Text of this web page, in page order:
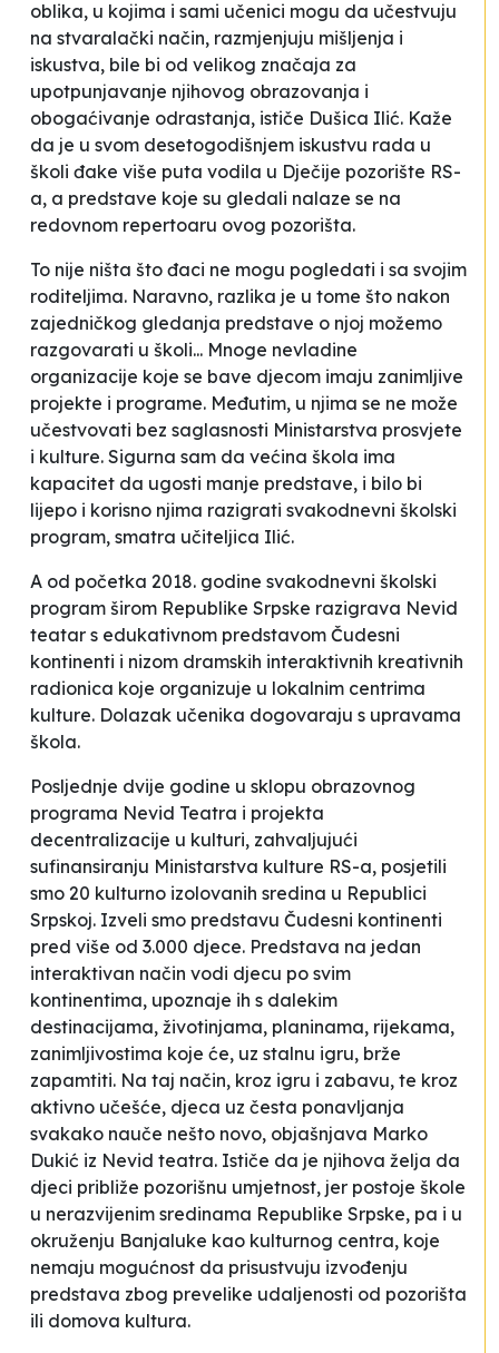
oblika, u kojima i sami učenici mogu da učestvuju
na stvaralački način, razmjenjuju mišljenja i
iskustva, bile bi od velikog značaja za
upotpunjavanje njihovog obrazovanja i
obogaćivanje odrastanja, ističe Dušica Ilić. Kaže
da je u svom desetogodišnjem iskustvu rada u
školi đake više puta vodila u Dječije pozorište RS-
a, a predstave koje su gledali nalaze se na
redovnom repertoaru ovog pozorišta.
To nije ništa što đaci ne mogu pogledati i sa svojim
roditeljima. Naravno, razlika je u tome što nakon
zajedničkog gledanja predstave o njoj možemo
razgovarati u školi... Mnoge nevladine
organizacije koje se bave djecom imaju zanimljive
projekte i programe. Međutim, u njima se ne može
učestvovati bez saglasnosti Ministarstva prosvjete
i kulture. Sigurna sam da većina škola ima
kapacitet da ugosti manje predstave, i bilo bi
lijepo i korisno njima razigrati svakodnevni školski
program, smatra učiteljica Ilić.
A od početka 2018. godine svakodnevni školski
program širom Republike Srpske razigrava Nevid
teatar s edukativnom predstavom Čudesni
kontinenti i nizom dramskih interaktivnih kreativnih
radionica koje organizuje u lokalnim centrima
kulture. Dolazak učenika dogovaraju s upravama
škola.
Posljednje dvije godine u sklopu obrazovnog
programa Nevid Teatra i projekta
decentralizacije u kulturi, zahvaljujući
sufinansiranju Ministarstva kulture RS-a, posjetili
smo 20 kulturno izolovanih sredina u Republici
Srpskoj. Izveli smo predstavu Čudesni kontinenti
pred više od 3.000 djece. Predstava na jedan
interaktivan način vodi djecu po svim
kontinentima, upoznaje ih s dalekim
destinacijama, životinjama, planinama, rijekama,
zanimljivostima koje će, uz stalnu igru, brže
zapamtiti. Na taj način, kroz igru i zabavu, te kroz
aktivno učešće, djeca uz česta ponavljanja
svakako nauče nešto novo, objašnjava Marko
Dukić iz Nevid teatra. Ističe da je njihova želja da
djeci približe pozorišnu umjetnost, jer postoje škole
u nerazvijenim sredinama Republike Srpske, pa i u
okruženju Banjaluke kao kulturnog centra, koje
nemaju mogućnost da prisustvuju izvođenju
predstava zbog prevelike udaljenosti od pozorišta
ili domova kultura.